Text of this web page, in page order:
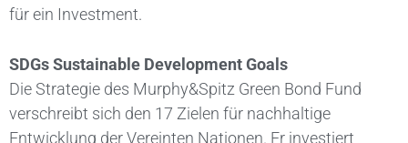
für ein Investment.
SDGs Sustainable Development Goals
Die Strategie des Murphy&Spitz Green Bond Fund
verschreibt sich den 17 Zielen für nachhaltige
Entwicklung der Vereinten Nationen. Er investiert